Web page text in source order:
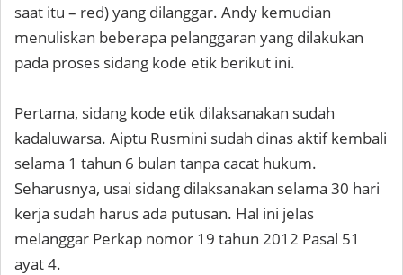
saat itu – red) yang dilanggar. Andy kemudian
menuliskan beberapa pelanggaran yang dilakukan
pada proses sidang kode etik berikut ini.
Pertama, sidang kode etik dilaksanakan sudah
kadaluwarsa. Aiptu Rusmini sudah dinas aktif kembali
selama 1 tahun 6 bulan tanpa cacat hukum.
Seharusnya, usai sidang dilaksanakan selama 30 hari
kerja sudah harus ada putusan. Hal ini jelas
melanggar Perkap nomor 19 tahun 2012 Pasal 51
ayat 4.